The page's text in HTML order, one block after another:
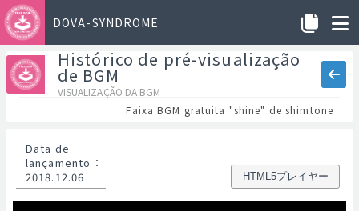
DOVA-SYNDROME
Histórico de pré-visualização
de BGM
VISUALIZAÇÃO DA BGM
Faixa BGM gratuita "shine" de shimtone
Data de
lançamento ：
2018.12.06
HTML5プレイヤー